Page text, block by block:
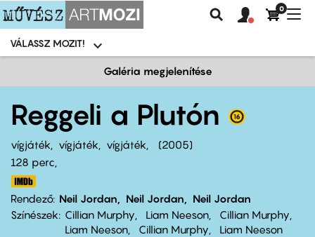
Moziválasztó
menü
VÁLASSZ MOZIT!
Keresés
Felhasználói
fiók
0
Galéria megjelenítése
Reggeli a Plutón
vígjáték vígjáték vígjáték
2005
128 perc,
Rendező Neil Jordan Neil Jordan
Neil Jordan
Színészek
Cillian Murphy Liam Neeson
Cillian Murphy
Liam Neeson
Cillian Murphy Liam Neeson